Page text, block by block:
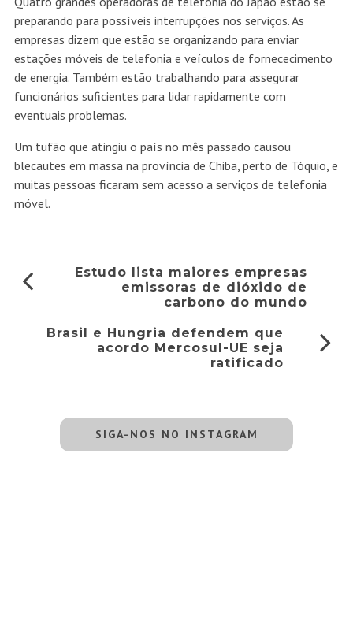
preparando para possíveis interrupções nos serviços. As
empresas dizem que estão se organizando para enviar
estações móveis de telefonia e veículos de fornececimento
de energia. Também estão trabalhando para assegurar
funcionários suficientes para lidar rapidamente com
eventuais problemas.
Um tufão que atingiu o país no mês passado causou
blecautes em massa na província de Chiba, perto de Tóquio, e
muitas pessoas ficaram sem acesso a serviços de telefonia
móvel.
Estudo lista maiores empresas
emissoras de dióxido de
carbono do mundo
Brasil e Hungria defendem que
acordo Mercosul-UE seja
ratificado
SIGA-NOS NO INSTAGRAM